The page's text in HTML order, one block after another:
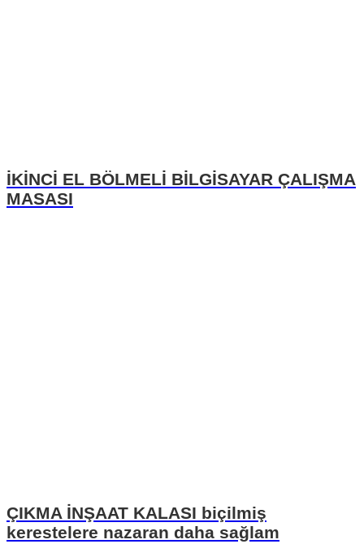
İKİNCİ EL BÖLMELİ BİLGİSAYAR ÇALIŞMA
MASASI
ÇIKMA İNŞAAT KALASI biçilmiş
kerestelere nazaran daha sağlam